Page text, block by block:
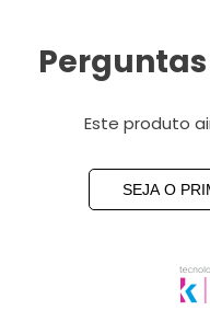
Este produto
SEJA O